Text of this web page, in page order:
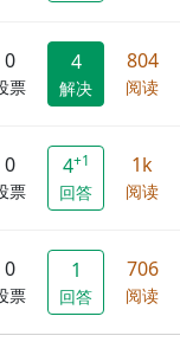
0
票
4
解决
804
阅读
0
票
4+1
回答
1k
阅读
0
票
1
回答
706
阅读